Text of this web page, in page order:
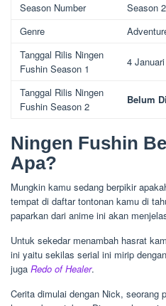
Season Number
Season 2
Genre
Tanggal Rilis Ningen
Fushin Season 1
4
Tanggal Rilis Ningen
Fushin Season 2
Belum
Ningen Fushin
Apa?
Mungkin kamu sedang berpikir
tempat di daftar tontonan kamu di
paparkan dari anime ini akan
Untuk sekedar menambah hasrat
ini yaitu sekilas serial ini mirip
juga Redo of Healer.
Cerita dimulai dengan Nick, seorang